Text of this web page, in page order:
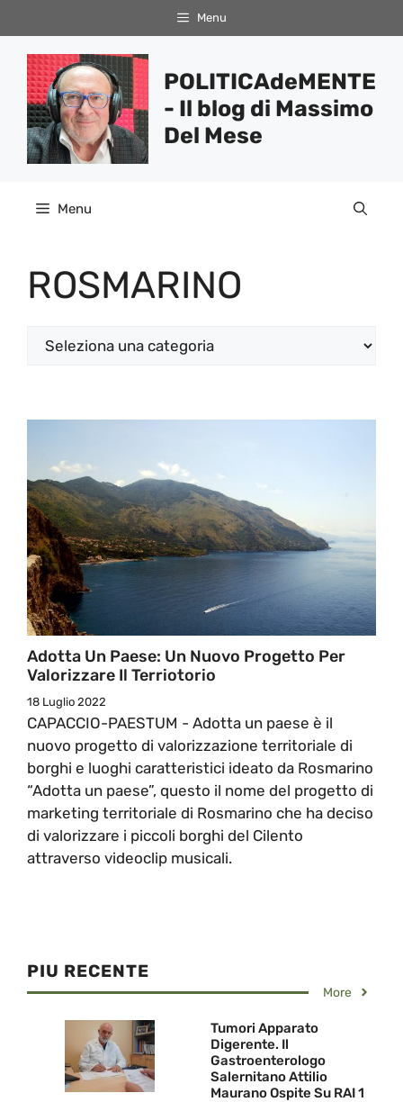
al
contenuto
Menu
POLITICAdeMENTE
- Il blog di Massimo
Del Mese
Menu
ROSMARINO
Categorie
Adotta Un Paese: Un Nuovo Progetto Per
Valorizzare Il Terriotorio
18 Luglio 2022
CAPACCIO-PAESTUM - Adotta un paese è il
nuovo progetto di valorizzazione territoriale di
borghi e luoghi caratteristici ideato da Rosmarino
“Adotta un paese”, questo il nome del progetto di
marketing territoriale di Rosmarino che ha deciso
di valorizzare i piccoli borghi del Cilento
attraverso videoclip musicali.
PIU RECENTE
More
Tumori Apparato
Digerente. Il
Gastroenterologo
Salernitano Attilio
Maurano Ospite Su RAI 1